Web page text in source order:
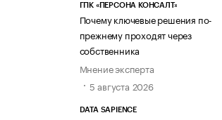
ГПК «ПЕРСОНА КОНСАЛТ»
Почему ключевые решения по-
прежнему проходят через
собственника
Мнение эксперта
5 августа 2026
DATA SAPIENCE